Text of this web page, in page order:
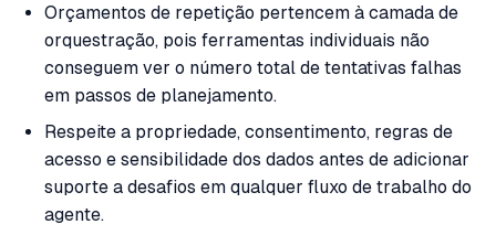
Orçamentos de repetição pertencem à camada de
orquestração, pois ferramentas individuais não
conseguem ver o número total de tentativas falhas
em passos de planejamento.
Respeite a propriedade, consentimento, regras de
acesso e sensibilidade dos dados antes de adicionar
suporte a desafios em qualquer fluxo de trabalho do
agente.